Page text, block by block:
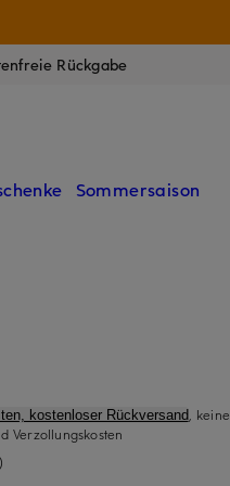
Rückgabe
Sommersaison
kostenloser Rückversand, keine
Verzollungskosten